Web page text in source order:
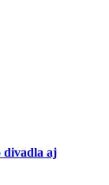
divadla aj